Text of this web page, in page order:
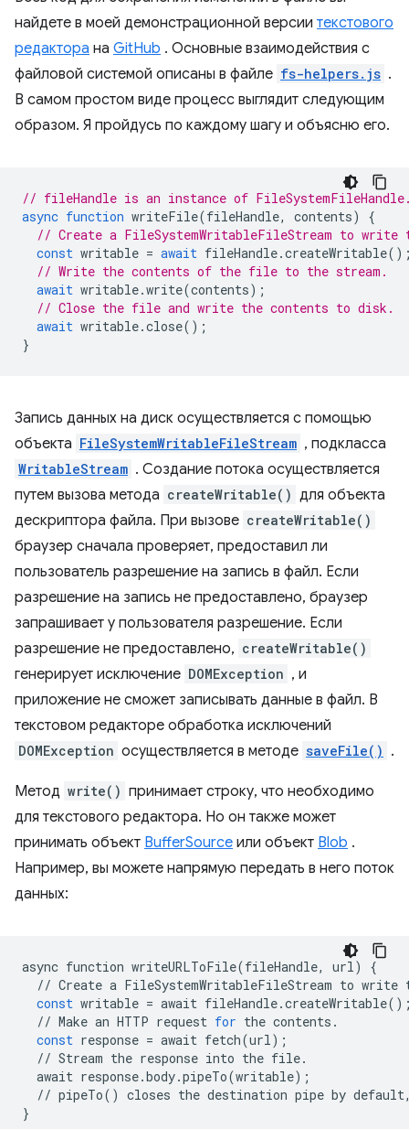
найдете в моей демонстрационной версии текстового
редактора на GitHub . Основные взаимодействия с
файловой системой описаны в файле fs-helpers.js .
В самом простом виде процесс выглядит следующим
образом. Я пройдусь по каждому шагу и объясню его.
// fileHandle is an instance of
async function writeFile(fileHandle, contents)
{
// Create a FileSystemWritableFileStream to write
const writable = await fileHandle.createWritable
// Write the contents of the file to the stream.
await writable.write(contents);
// Close the file and write the contents to disk.
await writable.close();
}
Запись данных на диск осуществляется с помощью
объекта FileSystemWritableFileStream , подкласса
WritableStream . Создание потока осуществляется
путем вызова метода createWritable() для объекта
дескриптора файла. При вызове createWritable()
браузер сначала проверяет, предоставил ли
пользователь разрешение на запись в файл. Если
разрешение на запись не предоставлено, браузер
запрашивает у пользователя разрешение. Если
разрешение не предоставлено, createWritable()
генерирует исключение DOMException , и
приложение не сможет записывать данные в файл. В
текстовом редакторе обработка исключений
DOMException осуществляется в методе saveFile() .
Метод write() принимает строку, что необходимо
для текстового редактора. Но он также может
принимать объект BufferSource или объект Blob .
Например, вы можете напрямую передать в него поток
данных:
async function writeURLToFile(fileHandle, url)
{
// Create a FileSystemWritableFileStream to write
const writable = await fileHandle.createWritable
// Make an HTTP request for the contents .
const response = await fetch(url);
// Stream the response into the file.
await response.body.pipeTo(writable);
// pipeTo() closes the destination pipe by default
}